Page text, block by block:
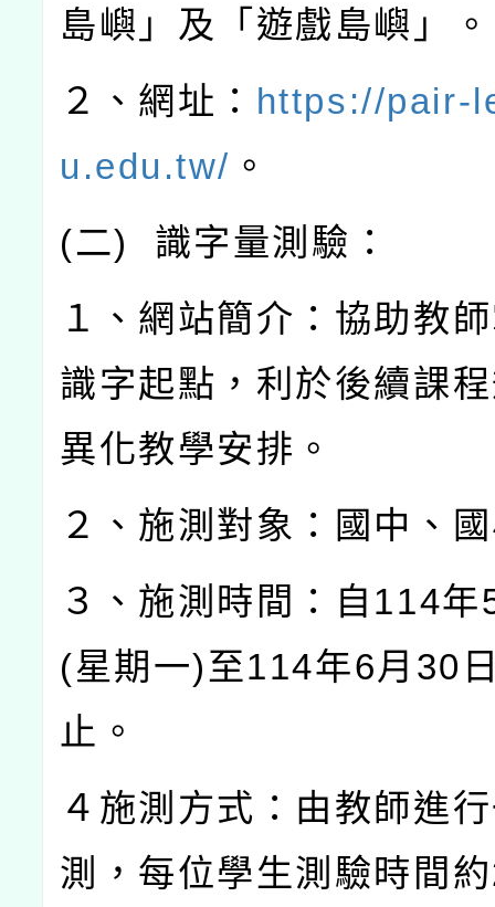
島嶼」及「遊戲島嶼」。
２、網址： https://pair-
u.edu.tw/ 。
(二) 識字量測驗：
１、網站簡介：協助教
識字起點，利於後續課
異化教學安排。
２、施測對象：國中、
３、施測時間：自 114年
(星期一)至114年6月 30
止。
４施測方式：由教師進
測，每位學生測驗時間約